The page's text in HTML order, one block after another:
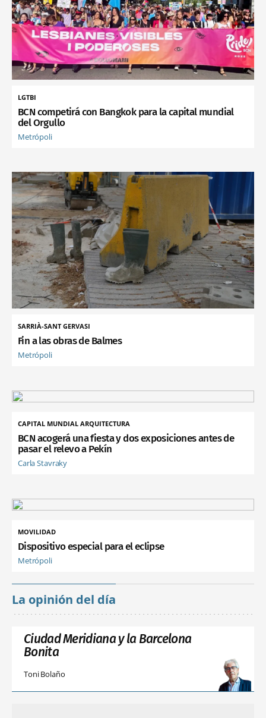
LGTBI
BCN competirá con Bangkok para la capital mundial
del Orgullo
Metrópoli
SARRIÀ-SANT GERVASI
Fin a las obras de Balmes
Metrópoli
CAPITAL MUNDIAL ARQUITECTURA
BCN acogerá una fiesta y dos exposiciones antes de
pasar el relevo a Pekín
Carla Stavraky
MOVILIDAD
Dispositivo especial para el eclipse
Metrópoli
La opinión del día
Ciudad Meridiana y la Barcelona
Bonita
Toni Bolaño